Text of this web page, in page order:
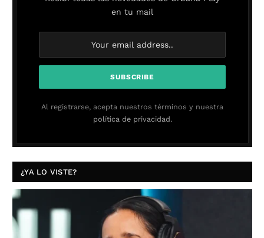
en tu mail
Al registrarse, acepta nuestros términos y nuestra
política de privacidad.
¿YA LO VISTE?